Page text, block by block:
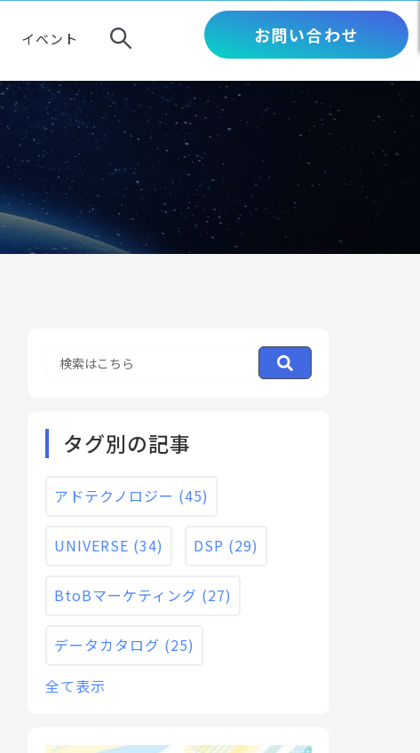
イベント お問い合わせ
タグ別の記事
アドテクノロジー (45)
UNIVERSE (34) DSP (29)
BtoBマーケティング (27)
データカタログ (25)
全て表示